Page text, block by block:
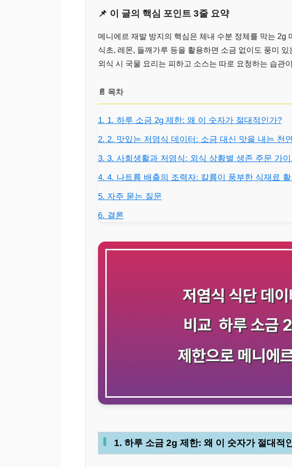
📌 이 글의 핵심 포인트 3줄 요약
메니에르 재발 방지의 핵심은 체내 수분 정체를 막는 2g
식초, 레몬, 들깨가루 등을 활용하면 소금 없이도 풍미
외식 시 국물 요리는 피하고 소스는 따로 요청하는 습관
📄 목차
1. 1. 하루 소금 2g 제한: 왜 이 숫자가 절대적인가?
2. 2. 맛있는 저염식 데이터: 소금 대신 맛을 내는 천
3. 3. 사회생활과 저염식: 외식 상황별 생존 주문 가
4. 4. 나트륨 배출의 조력자: 칼륨이 풍부한 식재료 활
5. 자주 묻는 질문
6. 결론
1. 하루 소금 2g 제한: 왜 이 숫자가 절대적